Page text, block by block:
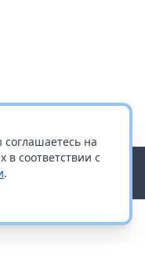
на
в соответствии с
.